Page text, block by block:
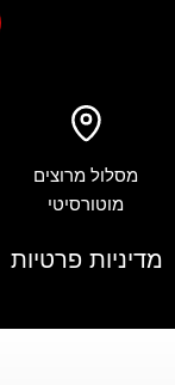
מסלול מרוצים
מוטורסיטי
מדיניות פרטיות